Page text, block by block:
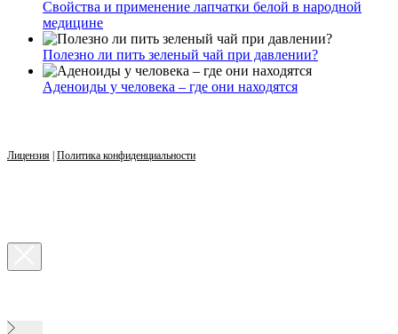
Свойства и применение лапчатки белой в народной
медицине
Полезно ли пить зеленый чай при давлении?
Аденоиды у человека – где они находятся
Лицензия | Политика конфиденциальности